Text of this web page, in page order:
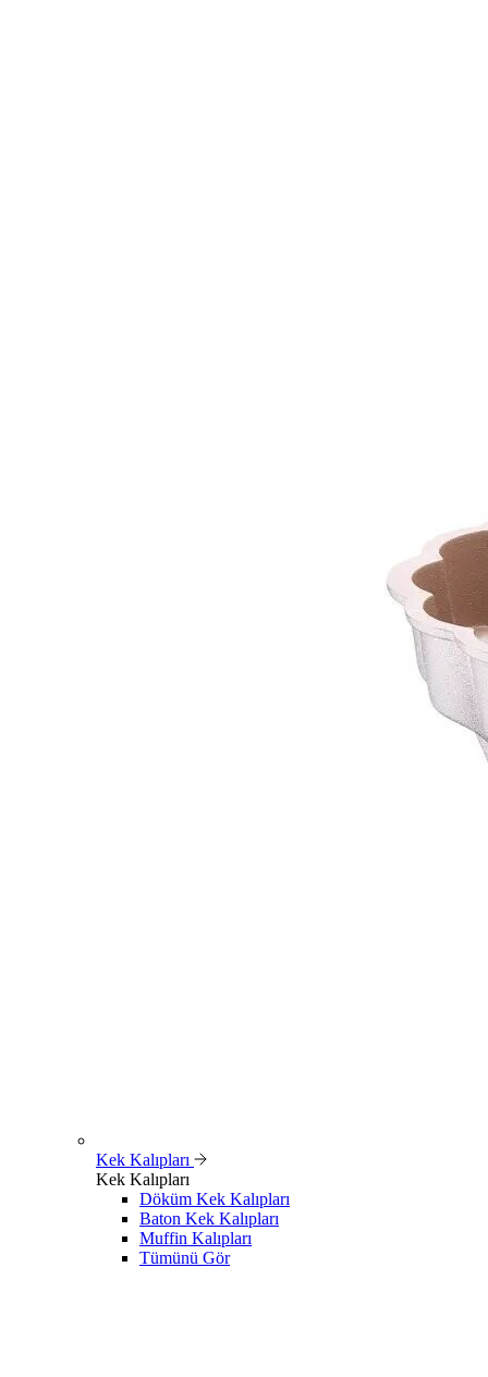
Kek Kalıpları
Kek Kalıpları
Döküm Kek Kalıpları
Baton Kek Kalıpları
Muffin Kalıpları
Tümünü Gör